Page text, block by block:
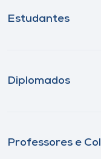
Estudantes
Diplomados
Professores e